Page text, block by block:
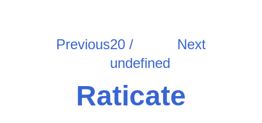
Previous20 /
undefined
Next
Raticate